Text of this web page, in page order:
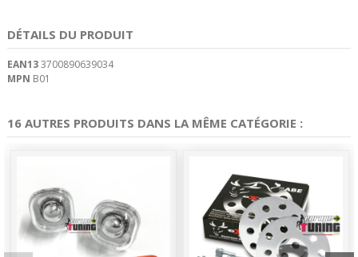
DÉTAILS DU PRODUIT
EAN133700890639034
MPN B01
16 AUTRES PRODUITS DANS LA MÊME CATÉGORIE :